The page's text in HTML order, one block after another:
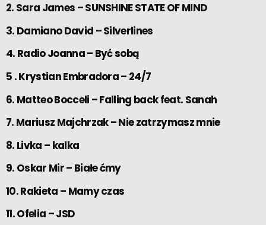
2. Sara James – SUNSHINE STATE OF MIND
3. Damiano David – Silverlines
4. Radio Joanna – Być sobą
5 . Krystian Embradora – 24/7
6. Matteo Bocceli – Falling back feat. Sanah
7. Mariusz Majchrzak – Nie zatrzymasz mnie
8. Livka – kalka
9. Oskar Mir – Białe ćmy
10. Rakieta – Mamy czas
11. Ofelia – JSD